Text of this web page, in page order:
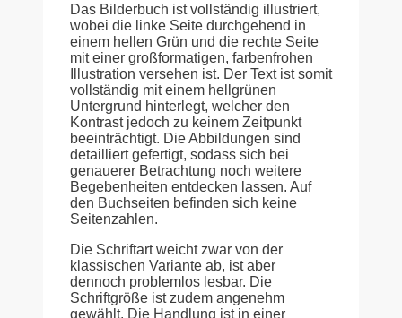
Das Bilderbuch ist vollständig illustriert,
wobei die linke Seite durchgehend in
einem hellen Grün und die rechte Seite
mit einer großformatigen, farbenfrohen
Illustration versehen ist. Der Text ist somit
vollständig mit einem hellgrünen
Untergrund hinterlegt, welcher den
Kontrast jedoch zu keinem Zeitpunkt
beeinträchtigt. Die Abbildungen sind
detailliert gefertigt, sodass sich bei
genauerer Betrachtung noch weitere
Begebenheiten entdecken lassen. Auf
den Buchseiten befinden sich keine
Seitenzahlen.
Die Schriftart weicht zwar von der
klassischen Variante ab, ist aber
dennoch problemlos lesbar. Die
Schriftgröße ist zudem angenehm
gewählt. Die Handlung ist in einer